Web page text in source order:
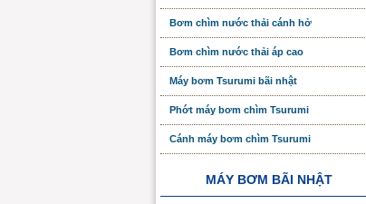
Bơm chìm nước thải cánh hở
Bơm chìm nước thải áp cao
Máy bơm Tsurumi bãi nhật
Phớt máy bơm chìm Tsurumi
Cánh máy bơm chìm Tsurumi
MÁY BƠM BÃI NHẬT